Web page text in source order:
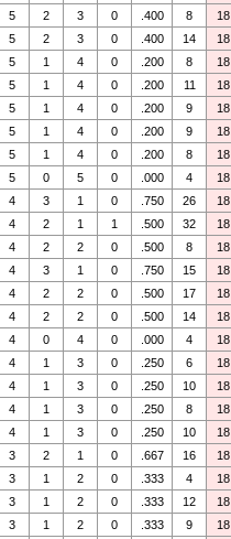
5 2 3 0 .400 8 18
5 2 3 0 .400 14 18
5 1 4 0 .200 8 18
5 1 4 0 .200 11 18
5 1 4 0 .200 9 18
5 1 4 0 .200 9 18
5 1 4 0 .200 8 18
5 0 5 0 .000 4 18
4 3 1 0 .750 26 18
4 2 1 1 .500 32 18
4 2 2 0 .500 8 18
4 3 1 0 .750 15 18
4 2 2 0 .500 17 18
4 2 2 0 .500 14 18
4 0 4 0 .000 4 18
4 1 3 0 .250 6 18
4 1 3 0 .250 10 18
4 1 3 0 .250 8 18
4 1 3 0 .250 10 18
3 2 1 0 .667 16 18
3 1 2 0 .333 4 18
3 1 2 0 .333 12 18
3 1 2 0 .333 9 18